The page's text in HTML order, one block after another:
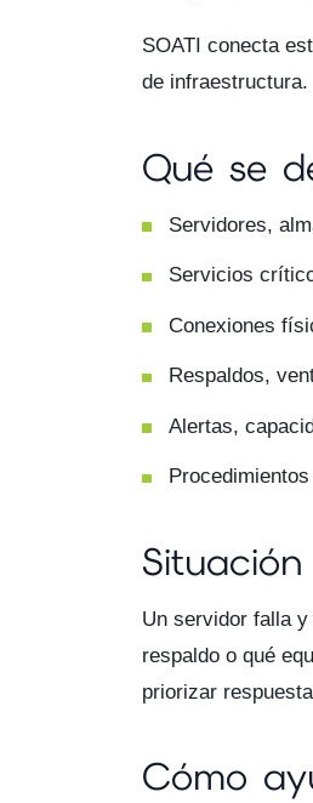
SOATI conecta
de infraestructura.
Qué se
Servidores,
Servicios
Conexiones
Respaldos,
Alertas,
Un servidor falla
respaldo o qué
priorizar
Cómo